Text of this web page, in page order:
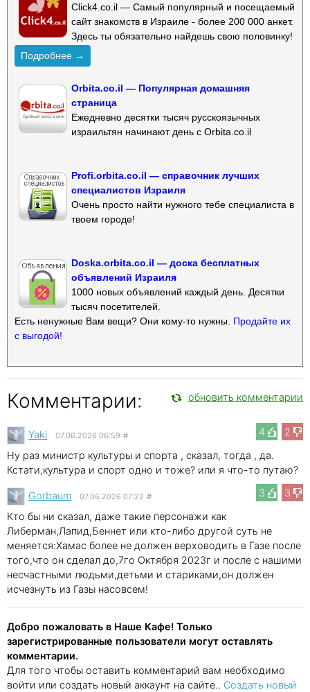
Click4.co.il — Самый популярный и посещаемый
сайт знакомств в Израиле - более 200 000 анкет.
Здесь ты обязательно найдешь свою половинку!
Подробнее →
Orbita.co.il — Популярная домашняя
страница
Ежедневно десятки тысяч русскоязычных
израильтян начинают день с Orbita.co.il
Profi.orbita.co.il — справочник лучших
специалистов Израиля
Очень просто найти нужного тебе специалиста в
твоем городе!
Doska.orbita.co.il — доска бесплатных
объявлений Израиля
1000 новых объявлений каждый день. Десятки
тысяч посетителей.
Есть ненужные Вам вещи? Они кому-то нужны. Продайте их
с выгодой!
Комментарии: обновить комментарии
4 2
Yaki 07.06.2026 06:59 #
Ну раз министр культуры и спорта , сказал, тогда , да.
Кстати,культура и спорт одно и тоже? или я что-то путаю?
3
3
Gorbaum 07.06.2026 07:22 #
Кто бы ни сказал, даже такие персонажи как
Либерман,Лапид,Беннет или кто-либо другой суть не
меняется:Хамас более не должен верховодить в Газе после
того,что он сделал до,7го Октября 2023г и после с нашими
несчастными людьми,детьми и стариками,он должен
исчезнуть из Газы насовсем!
Добро пожаловать в Наше Кафе! Только
зарегистрированные пользователи могут оставлять
комментарии.
Для того чтобы оставить комментарий вам необходимо
войти или создать новый аккаунт на сайте.. Создать новый